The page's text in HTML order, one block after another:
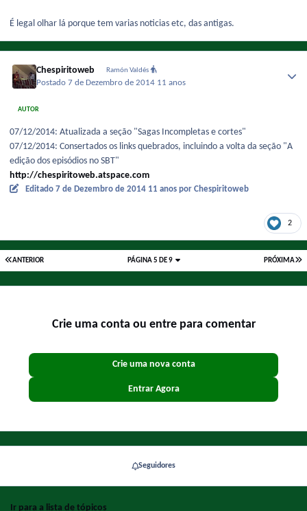
É legal olhar lá porque tem varias noticias etc, das antigas.
Chespiritoweb Ramón Valdés
Postado7 de Dezembro de 2014 11 anos
AUTOR
07/12/2014: Atualizada a seção "Sagas Incompletas e cortes"
07/12/2014: Consertados os links quebrados, incluindo a volta da seção "A
edição dos episódios no SBT"
http://chespiritoweb.atspace.com
Editado 7 de Dezembro de 2014 11 anos por Chespiritoweb
2
ANTERIOR PRÓXIMA
PÁGINA 5 DE 9
Crie uma conta ou entre para comentar
Crie uma nova conta
Entrar Agora
Seguidores
Ir para a lista de tópicos